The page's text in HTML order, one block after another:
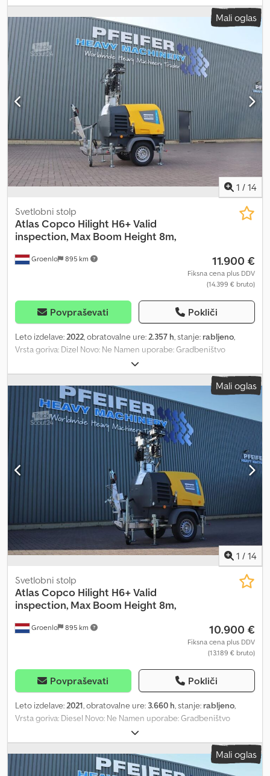
Chodpjy Hbt Esfx Agksa Serijska številka: ESF208511 Za več
informacij kontaktirajte PFEIFER GROUP.
Mali oglas
1 / 14
Groenlo 895 km
Svetlobni stolp
Atlas Copco Hilight H6+ Valid
inspection, Max Boom Height 8m,
11.900 €
Fiksna cena plus DDV
(14.399 € bruto)
Povpraševati Pokliči
Leto izdelave:2022, obratovalne ure:2.357 h, stanje: rabljeno,
Vrsta goriva: Dizel Novo: Ne Namen uporabe: Gradbeništvo
Znamka motorja: Kubota Dimenzije tovornega prostora: 209 x 129
x 250 cm Serijska številka: ESF208610 Chedpfx Agsza R U Djksa Za
več informacij se obrnite na PFEIFER GROUP.
Mali oglas
1 / 14
Groenlo 895 km
Svetlobni stolp
Atlas Copco Hilight H6+ Valid
inspection, Max Boom Height 8m,
10.900 €
Fiksna cena plus DDV
(13.189 € bruto)
Povpraševati Pokliči
Leto izdelave: 2021, obratovalne ure: 3.660 h, stanje: rabljeno,
Vrsta goriva: Diesel Novo: Ne Namen uporabe: Gradbeništvo
Znamka motorja: Kubota Dimenzije tovornega prostora: 209 x 129
x 250 cm Csdpfx Ageza R Udjkjha Serijska številka: ESF207362 Za
več informacij se obrnite na PFEIFER GROUP.
Mali oglas